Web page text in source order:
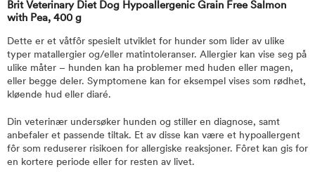
Brit Veterinary Diet Dog Hypoallergenic Grain Free Salmon
with Pea, 400 g
Dette er et våtfôr spesielt utviklet for hunder som lider av ulike
typer matallergier og/eller matintoleranser. Allergier kan vise seg på
ulike måter – hunden kan ha problemer med huden eller magen,
eller begge deler. Symptomene kan for eksempel vises som rødhet,
kløende hud eller diaré.
Din veterinær undersøker hunden og stiller en diagnose, samt
anbefaler et passende tiltak. Et av disse kan være et hypoallergent
fôr som reduserer risikoen for allergiske reaksjoner. Fôret kan gis for
en kortere periode eller for resten av livet.